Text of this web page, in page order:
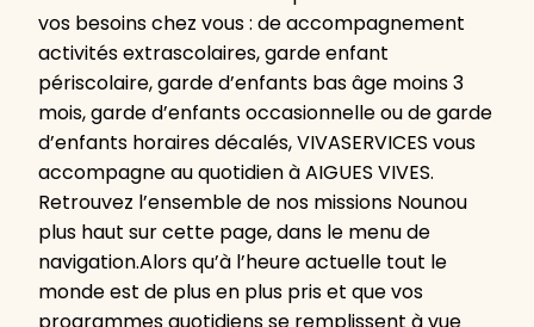
vos besoins chez vous : de accompagnement
activités extrascolaires, garde enfant
périscolaire, garde d’enfants bas âge moins 3
mois, garde d’enfants occasionnelle ou de garde
d’enfants horaires décalés, VIVASERVICES vous
accompagne au quotidien à AIGUES VIVES.
Retrouvez l’ensemble de nos missions Nounou
plus haut sur cette page, dans le menu de
navigation.Alors qu’à l’heure actuelle tout le
monde est de plus en plus pris et que vos